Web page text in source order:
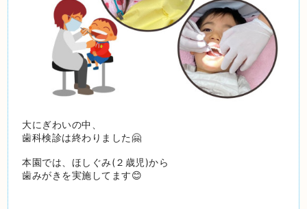
大にぎわいの中、
歯科検診は終わりました🤗
本園では、ほしぐみ(２歳児)から
歯みがきを実施してます😊